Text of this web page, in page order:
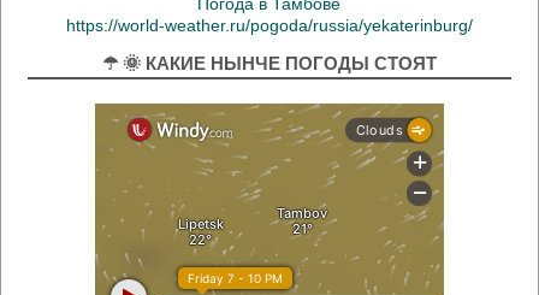
Погода в Тамбове
https://world-weather.ru/pogoda/russia/yekaterinburg/
☂ 🌞 КАКИЕ НЫНЧЕ ПОГОДЫ СТОЯТ